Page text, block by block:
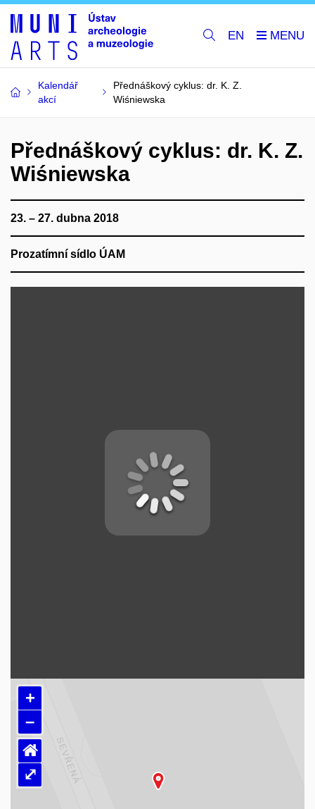
EN
Kalendář
akcí
Přednáškový cyklus: dr. K. Z.
Wiśniewska
Přednáškový cyklus: dr. K. Z.
Wiśniewska
23. – 27. dubna 2018
Prozatímní sídlo ÚAM
+
–
⌂
⤢